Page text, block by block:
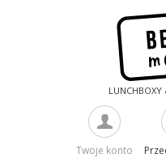
LUNCHBOXY
Twoje konto